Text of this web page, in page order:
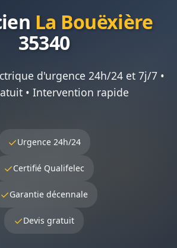
La Bouëxière
35340
d'urgence 24h/24 et 7j/7 •
• Intervention rapide
✓Urgence 24h/24
✓Certifié Qualifelec
✓Garantie décennale
✓Devis gratuit